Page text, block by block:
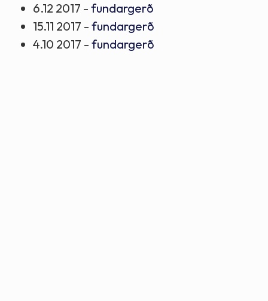
6.12 2017 - fundargerð
15.11 2017 - fundargerð
4.10 2017 - fundargerð